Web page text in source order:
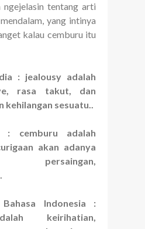
ngejelasin tentang arti
yang intinya
kalau cemburu itu
: jealousy adalah
rasa takut, dan
kehilangan sesuatu..
: cemburu adalah
akan adanya
persaingan,
Indonesia :
keirihatian,